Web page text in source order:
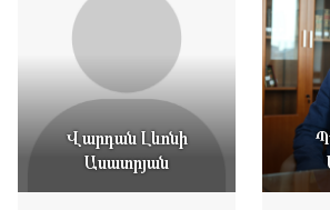
Վարդան Լևոնի
Ասատրյան